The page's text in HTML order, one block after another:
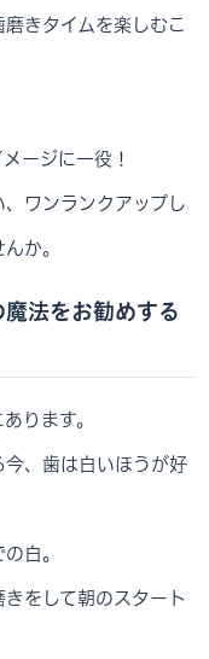
きタイムを楽しむこ
ージに一役！
ワンランクアップし
か。
法をお勧めする
ります。
、歯は白いほうが好
白。
をして朝のスタート